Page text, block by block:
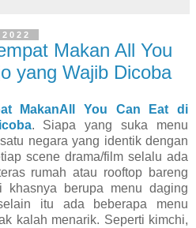
Makan All You
yang Wajib Dicoba
MakanAll You Can Eat di
. Siapa yang suka menu
negara yang identik dengan
scene drama/film selalu ada
rumah atau rooftop bareng
khasnya berupa menu daging
itu ada beberapa menu
kalah menarik. Seperti kimchi,